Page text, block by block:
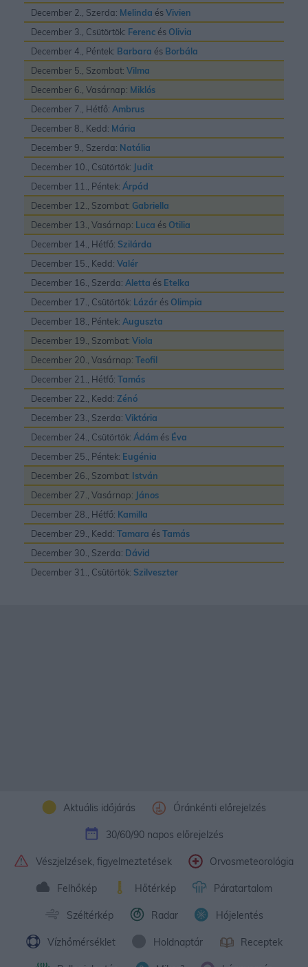
December 2., Szerda: Melinda ésVivien
December 3., Csütörtök: Ferenc és Olivia
December 4., Péntek: Barbara és Borbála
December 5., Szombat: Vilma
December 6., Vasárnap: Miklós
December 7., Hétfő: Ambrus
December 8., Kedd: Mária
December 9., Szerda: Natália
December 10., Csütörtök: Judit
December 11., Péntek: Árpád
December 12., Szombat: Gabriella
December 13., Vasárnap: Luca és Otilia
December 14., Hétfő: Szilárda
December 15., Kedd: Valér
December 16., Szerda: Aletta és Etelka
December 17., Csütörtök: Lázár és Olimpia
December 18., Péntek: Auguszta
December 19., Szombat: Viola
December 20., Vasárnap: Teofil
December 21., Hétfő: Tamás
December 22., Kedd: Zénó
December 23., Szerda: Viktória
December 24., Csütörtök: Ádám és Éva
December 25., Péntek: Eugénia
December 26., Szombat: István
December 27., Vasárnap: János
December 28., Hétfő: Kamilla
December 29., Kedd: Tamara ésTamás
December 30., Szerda: Dávid
December 31., Csütörtök: Szilveszter
Aktuális időjárás Óránkénti előrejelzés
30/60/90 napos előrejelzés
Vészjelzések, figyelmeztetések Orvosmeteorológia
Felhőkép Hőtérkép Páratartalom
Széltérkép Radar Hójelentés
Vízhőmérséklet Holdnaptár Receptek